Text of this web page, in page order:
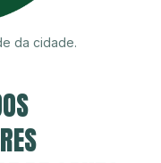
da cidade.